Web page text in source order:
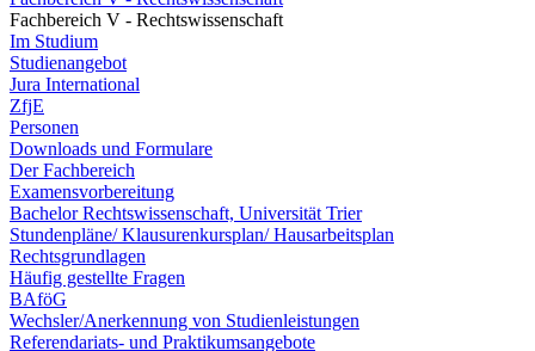
Fachbereich V - Rechtswissenschaft
Im Studium
Studienangebot
Jura International
ZfjE
Personen
Downloads und Formulare
Der Fachbereich
Examensvorbereitung
Bachelor Rechtswissenschaft, Universität Trier
Stundenpläne/ Klausurenkursplan/ Hausarbeitsplan
Rechtsgrundlagen
Häufig gestellte Fragen
BAföG
Wechsler/Anerkennung von Studienleistungen
Referendariats- und Praktikumsangebote